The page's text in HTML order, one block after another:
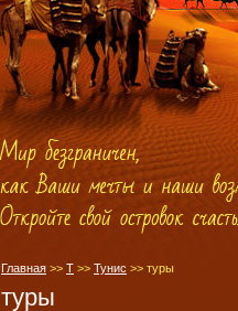
Главная >> Т >> Тунис >> туры
туры